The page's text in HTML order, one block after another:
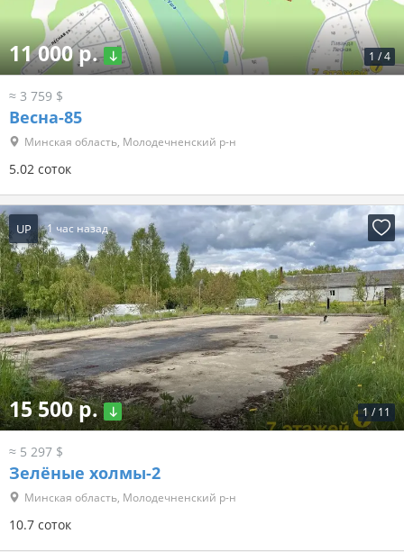
1 /4
11 000 р.
≈ 3 759 $
Весна-85
Минская область, Молодечненский р-н
5.02 соток
UP 1 час назад
1 / 11
15 500 р.
≈ 5 297 $
Зелёные холмы-2
Минская область, Молодечненский р-н
10.7 соток